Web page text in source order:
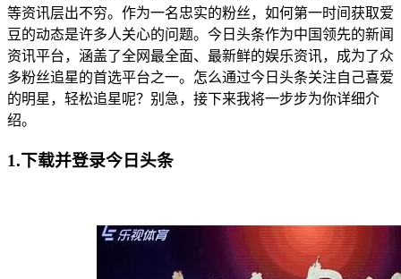
等资讯层出不穷。作为一名忠实的粉丝，如何第一时间获取爱
豆的动态是许多人关心的问题。今日头条作为中国领先的新闻
资讯平台，涵盖了全网最全面、最新鲜的娱乐资讯，成为了众
多粉丝追星的首选平台之一。怎么通过今日头条关注自己喜爱
的明星，轻松追星呢？别急，接下来我将一步步为你详细介
绍。
1.下载并登录今日头条